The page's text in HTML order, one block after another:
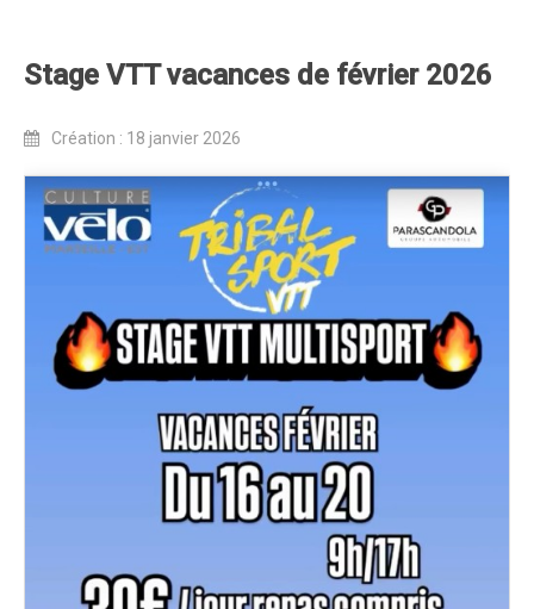
Stage VTT vacances de février 2026
Création : 18 janvier 2026